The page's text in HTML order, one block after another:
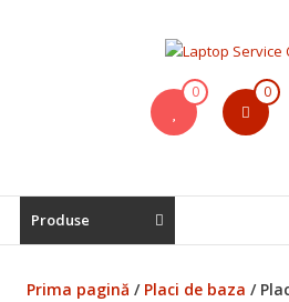
Bistrita,
Service
Laptop,
Reparatii
0 0
Produse
Prima pagină / Placi de baza /